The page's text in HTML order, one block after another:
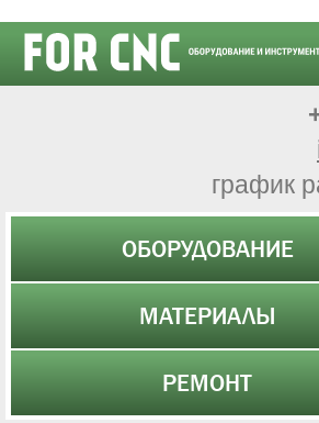
график
ОБОРУДОВАНИЕ
МАТЕРИАЛЫ
РЕМОНТ